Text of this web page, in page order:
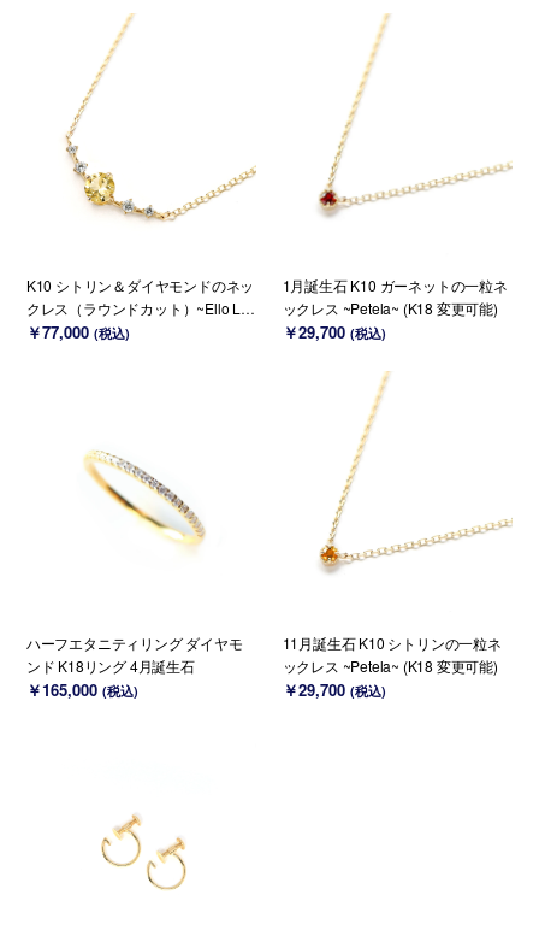
K10 シトリン＆ダイヤモンドのネッ
クレス（ラウンドカット）~Ello Lily
~ 11月誕生石(K18 変更可能)
￥77,000 (税込)
1月誕生石 K10 ガーネットの一粒ネ
ックレス ~Petela~ (K18 変更可能)
￥29,700 (税込)
ハーフエタニティリング ダイヤモ
ンド K18リング 4月誕生石
￥165,000 (税込)
11月誕生石 K10 シトリンの一粒ネ
ックレス ~Petela~ (K18 変更可能)
￥29,700 (税込)